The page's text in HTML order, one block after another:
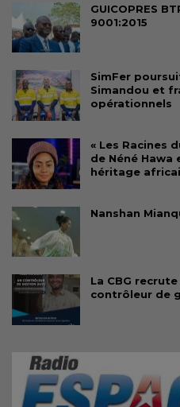
GUICOPRES
9001:2015
SimFer
Simandou et
opérationnels
« Les Racines
de Néné
héritage
Nanshan
La CBG
contrôleur de